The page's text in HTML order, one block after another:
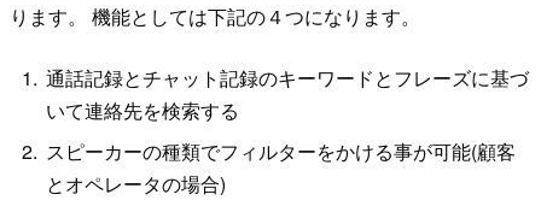
ります。 機能としては下記の４つになります。
通話記録とチャット記録のキーワードとフレーズに基づ
いて連絡先を検索する
スピーカーの種類でフィルターをかける事が可能(顧客
とオペレータの場合)